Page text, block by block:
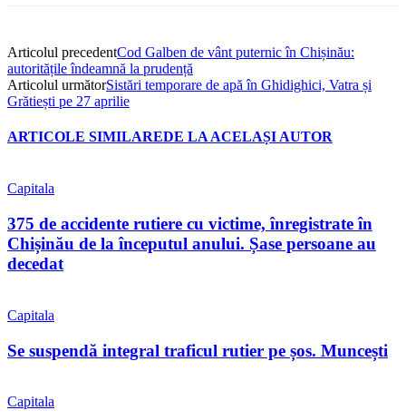
Articolul precedentCod Galben de vânt puternic în Chișinău:
autoritățile îndeamnă la prudență
Articolul următorSistări temporare de apă în Ghidighici, Vatra și
Grătiești pe 27 aprilie
ARTICOLE SIMILAREDE LA ACELAȘI AUTOR
Capitala
375 de accidente rutiere cu victime, înregistrate în
Chișinău de la începutul anului. Șase persoane au
decedat
Capitala
Se suspendă integral traficul rutier pe șos. Muncești
Capitala